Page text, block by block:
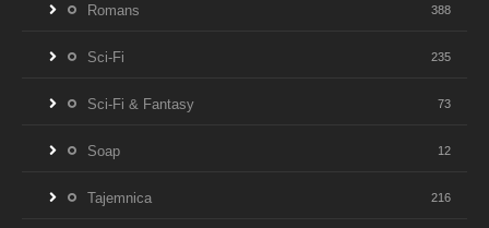
Romans 388
Sci-Fi 235
Sci-Fi & Fantasy 73
Soap 12
Tajemnica 216